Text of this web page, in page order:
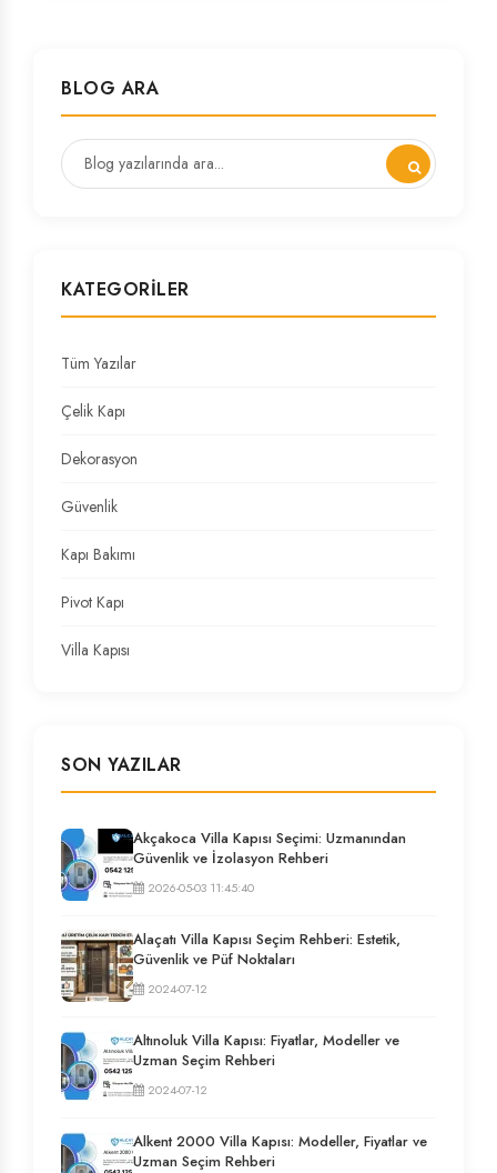
BLOG ARA
KATEGORILER
Tüm Yazılar
Çelik Kapı
Dekorasyon
Güvenlik
Kapı Bakımı
Pivot Kapı
Villa Kapısı
SON YAZILAR
Akçakoca Villa Kapısı Seçimi: Uzmanından
Güvenlik ve İzolasyon Rehberi
2026-05-03 11:45:40
Alaçatı Villa Kapısı Seçim Rehberi: Estetik,
Güvenlik ve Püf Noktaları
2024-07-12
Altınoluk Villa Kapısı: Fiyatlar, Modeller ve
Uzman Seçim Rehberi
2024-07-12
Alkent 2000 Villa Kapısı: Modeller, Fiyatlar ve
Uzman Seçim Rehberi